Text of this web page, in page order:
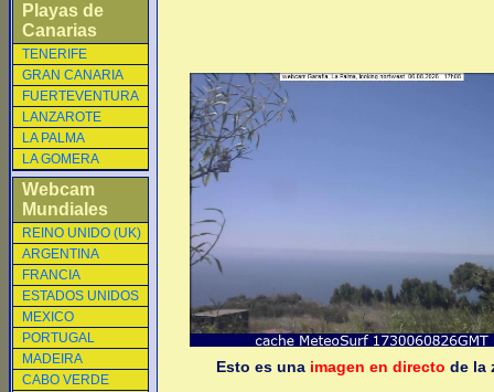
Playas de
Canarias
TENERIFE
GRAN CANARIA
FUERTEVENTURA
LANZAROTE
LA PALMA
LA GOMERA
Webcam
Mundiales
REINO UNIDO (UK)
ARGENTINA
FRANCIA
ESTADOS UNIDOS
MEXICO
PORTUGAL
MADEIRA
CABO VERDE
Esto es una imagen en directo de la